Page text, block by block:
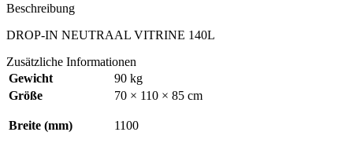
Beschreibung
DROP-IN NEUTRAAL VITRINE 140L
Zusätzliche Informationen
Gewicht
90 kg
Größe
70 × 110 × 85 cm
Breite (mm) 1100